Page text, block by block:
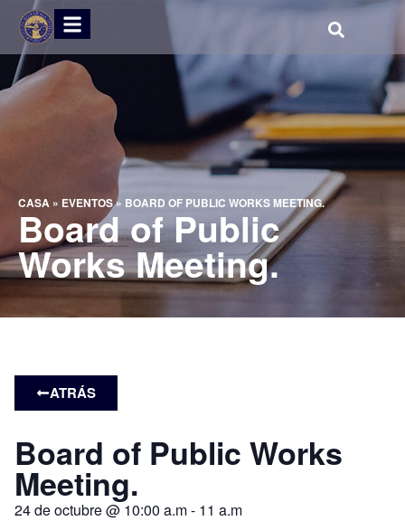
CASA » EVENTOS» BOARD OF PUBLIC WORKS MEETING.
Board of Public
Works Meeting.
ATRÁS
Board of Public Works
Meeting.
24 de octubre@ 10:00 a.m- 11 a.m